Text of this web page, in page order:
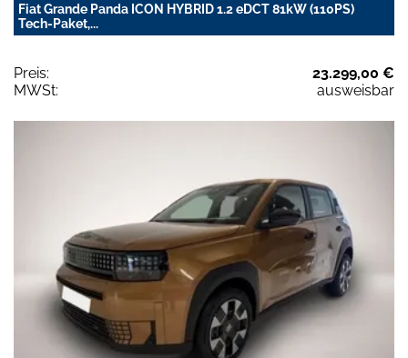
Fiat Grande Panda ICON HYBRID 1.2 eDCT 81kW (110PS)
Tech-Paket,...
Preis:
23.299,00 €
MWSt:
ausweisbar